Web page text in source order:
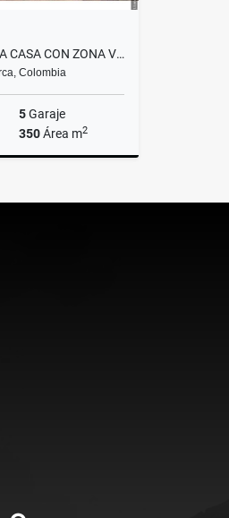
VENDO HERMOSA CASA CON ZONA VERDE Y EXCELENTE UBICACIÓN
Colombia
5Garaje
350Área m2
$1.800.000.000